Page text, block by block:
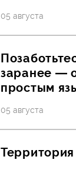
05 августа
заранее —
простым
05 августа
Территория